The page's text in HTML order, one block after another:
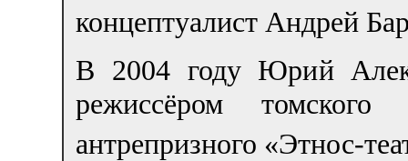
концептуалист Андрей
В 2004 году Юрий
режиссёром томского
антрепризного «Этнос-